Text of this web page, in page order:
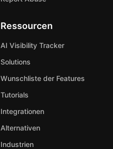
Ressourcen
AI Visibility Tracker
Solutions
Wunschliste der Features
Tutorials
Integrationen
Alternativen
Industrien